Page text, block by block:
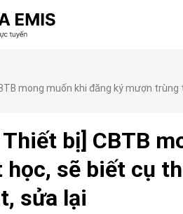
mong muốn khi đăng ký mượn
Thiết bị] CBTB
học, sẽ biết cụ
sửa lại